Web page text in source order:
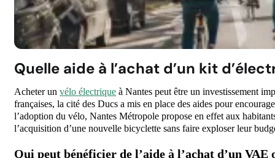
Quelle aide à l’achat d’un kit
Acheter un vélo électrique à Nantes peut être un investissement
françaises, la cité des Ducs a mis en place des aides pour
l’adoption du vélo, Nantes Métropole propose en effet aux
l’acquisition d’une nouvelle bicyclette sans faire exploser leur
Qui peut bénéficier de l’aide à l’achat d’un